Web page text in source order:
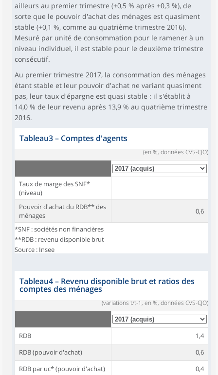
ailleurs au premier trimestre (+0,5 % après +0,3 %), de
sorte que le pouvoir d'achat des ménages est quasiment
stable (+0,1 %, comme au quatrième trimestre 2016).
Mesuré par unité de consommation pour le ramener à un
niveau individuel, il est stable pour le deuxième trimestre
consécutif.
Au premier trimestre 2017, la consommation des ménages
étant stable et leur pouvoir d'achat ne variant quasiment
pas, leur taux d'épargne est quasi stable : il s'établit à
14,0 % de leur revenu après 13,9 % au quatrième trimestre
2016.
Tableau3– Comptes d'agents
(en %, données CVS-CJO)
Taux de marge des SNF*
(niveau)
Pouvoir d'achat du RDB** des
ménages
0,6
*SNF : sociétés non financières
**RDB : revenu disponible brut
Source : Insee
Tableau4– Revenu disponible brut et ratios des
comptes des ménages
(variations t/t-1, en %, données CVS-CJO)
RDB
1,4
RDB (pouvoir d'achat)
0,6
RDB par uc* (pouvoir d'achat)
0,4